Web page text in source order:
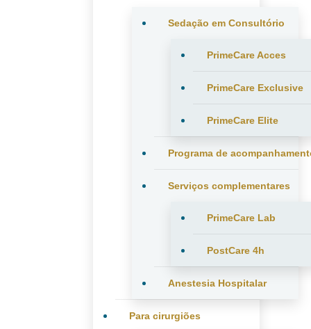
Sedação em Consultório
PrimeCare Acces
PrimeCare Exclusive
PrimeCare Elite
Programa de
Serviços complementares
PrimeCare Lab
PostCare 4h
Anestesia Hospitalar
Para cirurgiões